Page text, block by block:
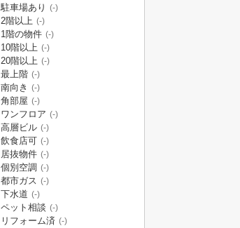
駐車場あり (-)
2階以上 (-)
1階の物件 (-)
10階以上 (-)
20階以上 (-)
最上階 (-)
南向き (-)
角部屋 (-)
ワンフロア (-)
高層ビル (-)
飲食店可 (-)
居抜物件 (-)
個別空調 (-)
都市ガス (-)
下水道 (-)
ペット相談 (-)
リフォーム済 (-)